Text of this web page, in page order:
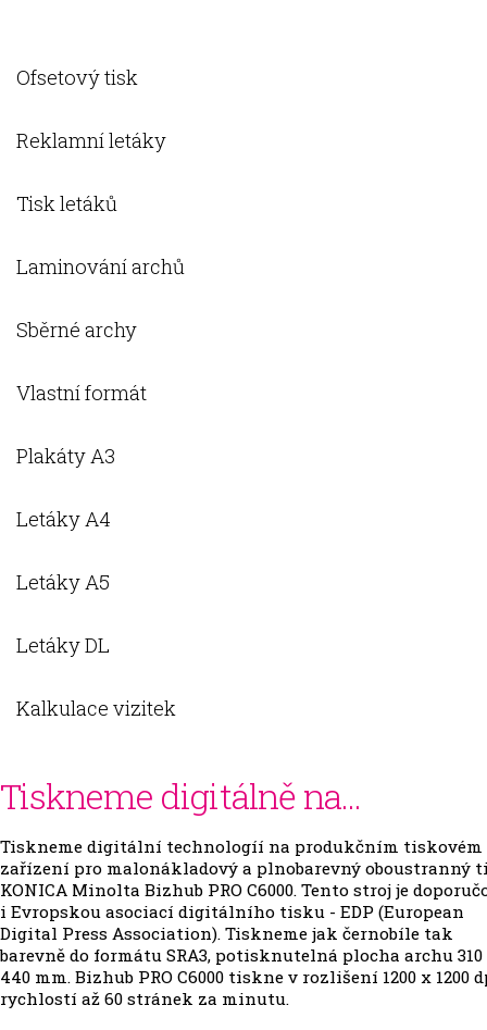
Ofsetový tisk
Reklamní letáky
Tisk letáků
Laminování archů
Sběrné archy
Vlastní formát
Plakáty A3
Letáky A4
Letáky A5
Letáky DL
Kalkulace vizitek
Tiskneme digitálně na...
Tiskneme digitální technologíí na produkčním tiskovém
zařízení pro malonákladový a plnobarevný oboustranný
KONICA Minolta Bizhub PRO C6000. Tento stroj je
i Evropskou asociací digitálního tisku - EDP (European
Digital Press Association). Tiskneme jak černobíle tak
barevně do formátu SRA3, potisknutelná plocha archu
440 mm. Bizhub PRO C6000 tiskne v rozlišení 1200 x 1200
rychlostí až 60 stránek za minutu.